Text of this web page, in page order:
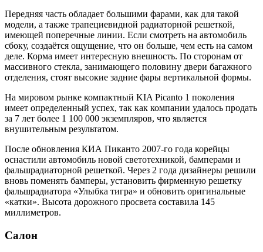
Передняя часть обладает большими фарами, как для такой
модели, а также трапециевидной радиаторной решеткой,
имеющей поперечные линии. Если смотреть на автомобиль
сбоку, создаётся ощущение, что он больше, чем есть на самом
деле. Корма имеет интересную внешность. По сторонам от
массивного стекла, занимающего половину двери багажного
отделения, стоят высокие задние фары вертикальной формы.
На мировом рынке компактный KIA Picanto 1 поколения
имеет определенный успех, так как компании удалось продать
за 7 лет более 1 100 000 экземпляров, что является
внушительным результатом.
После обновления КИА Пиканто 2007-го года корейцы
оснастили автомобиль новой светотехникой, бамперами и
фальшрадиаторной решеткой. Через 2 года дизайнеры решили
вновь поменять бамперы, установить фирменную решетку
фальшрадиатора «Улыбка тигра» и обновить оригинальные
«катки». Высота дорожного просвета составила 145
миллиметров.
Салон